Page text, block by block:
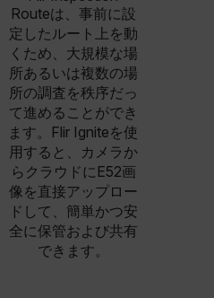
Routeは、事前に設
定したルート上を動
くため、大規模な場
所あるいは複数の場
所の調査を秩序だっ
て進めることができ
ます。Flir Igniteを使
用すると、カメラか
らクラウドにE52画
像を直接アップロー
ドして、簡単かつ安
全に保管および共有
できます。